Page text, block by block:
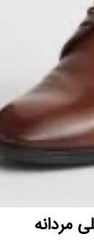
مردانه